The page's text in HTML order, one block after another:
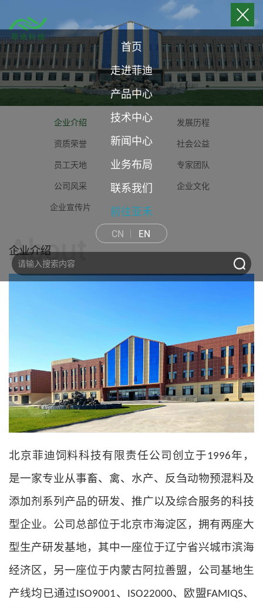
首页
走进菲迪
产品中心
技术中心
新闻中心
业务布局
联系我们
前往亚禾
CN EN
企业介绍 发展历程
资质荣誉 社会公益
员工天地 专家团队
公司风采 企业文化
企业宣传片
企业介绍
About
北京菲迪饲料科技有限责任公司创 立于1996年，
是一家专业从事畜、禽、水产、反刍动物预混料及
添加剂系列产品的研发、推广以及综合服务的科技
型企业。公司总部位于北京市海淀区，拥有两座大
型生产研发基地，其中一座位于辽宁省兴城市滨海
经济区 ， 另一座位于内蒙古阿拉善盟，公司基地生
产线均已通过ISO9001、 ISO22000、欧盟FAMIQS、